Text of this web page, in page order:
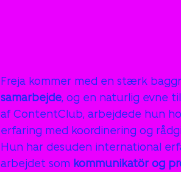
Freja kommer med en stærk
samarbejde, og en naturlig evne
af ContentClub, arbejdede hun
erfaring med koordinering og
Hun har desuden international
arbejdet som kommunikatör og